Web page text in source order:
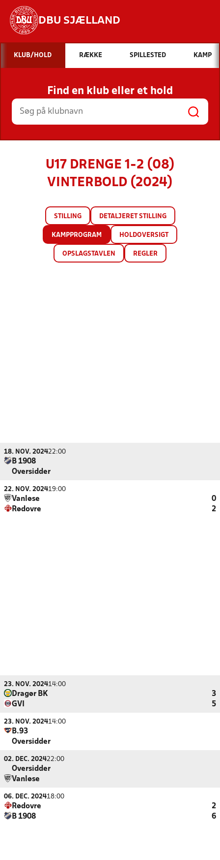
DBU SJÆLLAND
Hvad vil du søge efter?
INDHOLD OG NYHEDER
STILLINGER, RESULTATER, KLUBBER OG
HOLD
KLUB/HOLD RÆKKE SPILLESTED KAMP
Find en klub eller et hold
U17 DRENGE 1-2 (08)
VINTERBOLD (2024)
STILLING DETALJERET STILLING
KAMPPROGRAM HOLDOVERSIGT
OPSLAGSTAVLEN REGLER
18. NOV. 202422:00
B 1908
Oversidder
22. NOV. 202419:00
Vanløse
0
Rødovre
2
23. NOV. 202414:00
Dragør BK
3
GVI
5
23. NOV. 202414:00
B.93
Oversidder
02. DEC. 202422:00
Oversidder
Vanløse
06. DEC. 202418:00
Rødovre
2
B 1908
6